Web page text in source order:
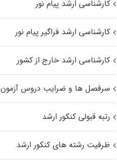
کارشناسی ارشد پیام نور
کارشناسی ارشد فراگیر پیام نور
کارشناسی ارشد خارج از کشور
سرفصل ها و ضرایب دروس آزمون
رتبه قبولی کنکور ارشد
ظرفیت رشته های کنکور ارشد